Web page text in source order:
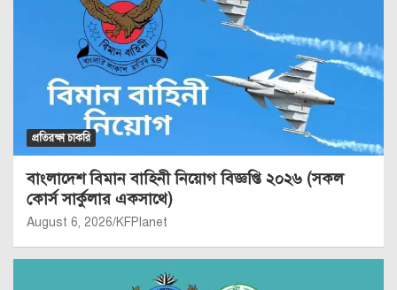
প্রতিরক্ষা চাকরি
বাংলাদেশ বিমান বাহিনী নিয়োগ বিজ্ঞপ্তি ২০২৬ (সকল
কোর্স সার্কুলার একসাথে)
August 6, 2026 KFPlanet